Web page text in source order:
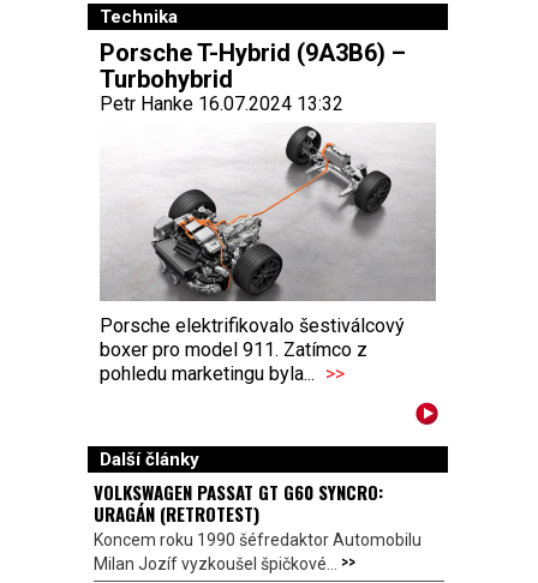
Technika
Porsche T-Hybrid (9A3B6) –
Turbohybrid
Petr Hanke 16.07.2024 13:32
Porsche elektrifikovalo šestiválcový
boxer pro model 911. Zatímco z
pohledu marketingu byla... >>
Další články
VOLKSWAGEN PASSAT GT G60 SYNCRO:
URAGÁN (RETROTEST)
Koncem roku 1990 šéfredaktor Automobilu
Milan Jozíf vyzkoušel špičkové... >>